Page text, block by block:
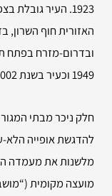
1923. העיר
האזורית חוף השרון,
ובדרום-מזרח בפתח
1949 וכעיר בשנת 2002.
חלק ניכר מבתי
להדגשת אופייה
מלשנות את מעמדה
מועצה מקומית